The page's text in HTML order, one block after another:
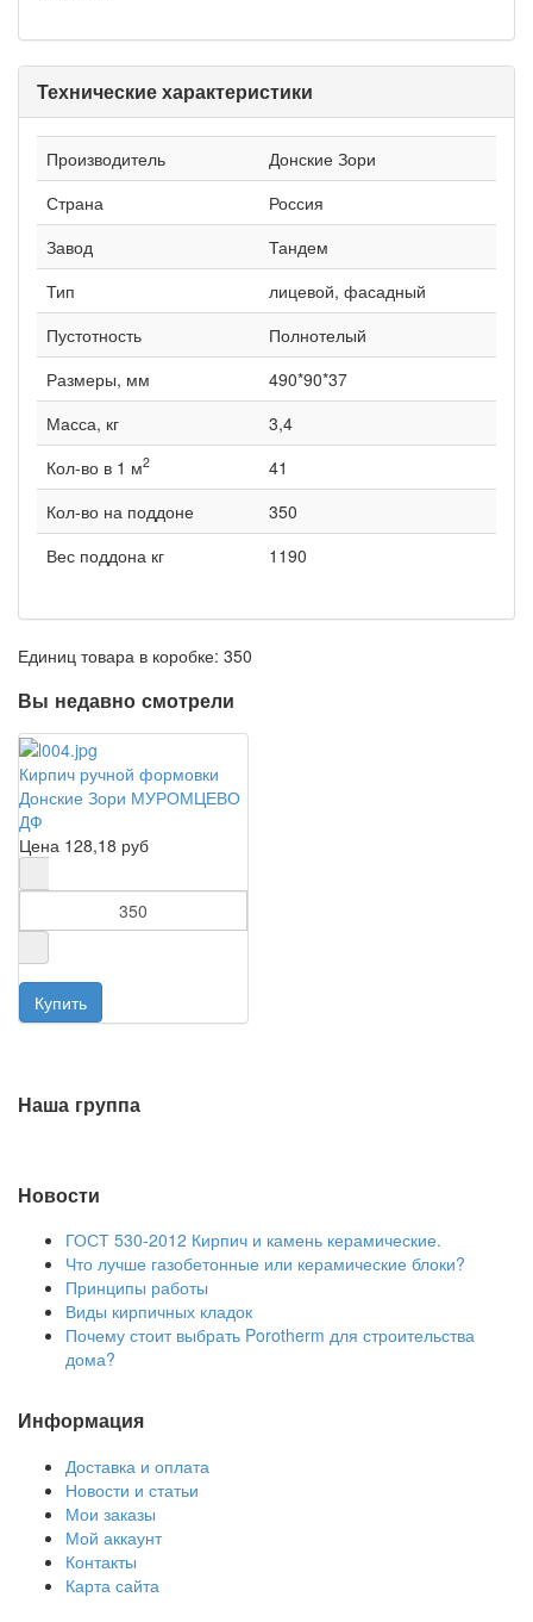
Технические характеристики
Производитель
Донские Зори
Страна
Россия
Завод
Тандем
Тип
лицевой, фасадный
Пустотность
Полнотелый
Размеры, мм
490*90*37
Масса, кг
3,4
Кол-во в 1 м2
41
Кол-во на поддоне
350
Вес поддона кг
1190
Единиц товара в коробке: 350
Вы недавно смотрели
Кирпич ручной формовки
Донские Зори МУРОМЦЕВО
ДФ
Цена 128,18 руб
Наша группа
Новости
ГОСТ 530-2012 Кирпич и камень керамические.
Что лучше газобетонные или керамические блоки?
Принципы работы
Виды кирпичных кладок
Почему стоит выбрать Porotherm для строительства
дома?
Информация
Доставка и оплата
Новости и статьи
Мои заказы
Мой аккаунт
Контакты
Карта сайта